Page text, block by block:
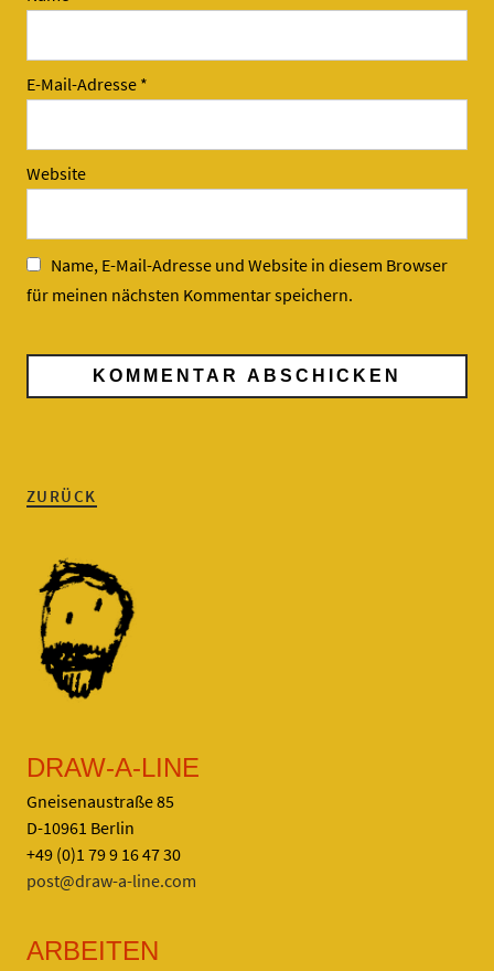
E-Mail-Adresse *
Website
Name, E-Mail-Adresse und Website in diesem Browser
für meinen nächsten Kommentar speichern.
ZURÜCK
DRAW-A-LINE
Gneisenaustraße 85
D-10961 Berlin
+49 (0)1 79 9 16 47 30
post@draw-a-line.com
ARBEITEN